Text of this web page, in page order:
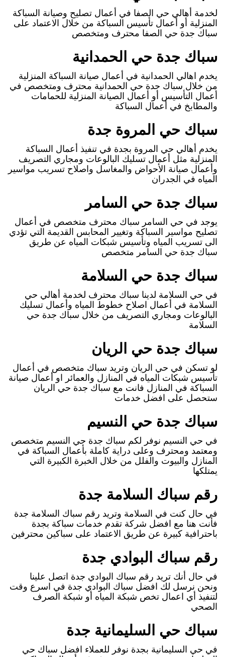
لخدمة أهالي حي الصفا في أعمال تصليح وصيانة السباكة
المنزلية أو أعمال تأسيس السباكة من خلال الاعتماد على
سباك جدة حي الصفا محترف ومتخصص
سباك جدة حي الحمدانية
يخدم اهالي الحمدانية في أعمال صيانة السباكة المنزلية
من خلال سباك جدة حي الحمدانية محترف ومتخصص في
أعمال التأسيس أو أعمال الصيانة المنزلية للحمامات
والمطابخ في أعمال السباكة
سباك حي المروة جدة
يخدم أهالي حي المروة بجدة في تنفيذ أعمال السباكة
المنزلية مثل أعمال تسليك البالوعات ومجاري التصريف
وأعمال صيانة الأحواض والمغاسل واصلاح تسريب مواسير
المياه في الجدران
سباك جدة حي السامر
يوجد في حي السامر سباك محترف متخصص في أعمال
تصليح مواسير السباكة وتغيير المحابس القديمة التي تؤدي
الى تسريب المياه وتأسيس شبكات المياه عن طريق
سباك جدة حي السامر متخصص
سباك جدة حي السلامة
في حي السلامة لدينا سباك محترف لخدمة أهالي حي
السلامة في أعمال اصلاح خطوط المياه وأعمال تسليك
البالوعات ومجاري التصريف من خلال سباك جدة حي
السلامة
سباك جدة حي الريان
لو تسكن في حي الريان وتريد سباك متخصص في أعمال
تأسيس شبكات المياه في المنازل والعمائر او أعمال صيانة
السباكة في المنازل فانت مع سباك جدة حي الريان
ستحصل على افضل خدمات
سباك جدة حي النسيم
في حي النسيم نوفر لكم سباك جدة حي النسيم متخصص
ومعتمد ومحترف وعلى دراية كاملة بأعمال السباكة في
المنازل والبيوت والفلل من خلال الخبرة الكبيرة التي
يمتلكها
رقم سباك السلامة جدة
في حال كنت في السلامة وتريد رقم سباك السلامة جدة
فأنت هنا مع افضل شركة تقدم خدمات سباكة بجدة
باحترافية كبيرة عن طريق الاعتماد على سباكين محترفين
رقم سباك البوادي جدة
في حال أنك تريد رقم سباك البوادي جدة اتصل علينا
ونحن نرسل لك افضل سباك البوادي جدة في اسرع وقت
لتنفيذ أي اعمال تخص شبكة المياه أو شبكة الصرف
الصحي
سباك حي السليمانية جدة
في حي السليمانية بجدة نوفر للعملاء افضل سباك حي